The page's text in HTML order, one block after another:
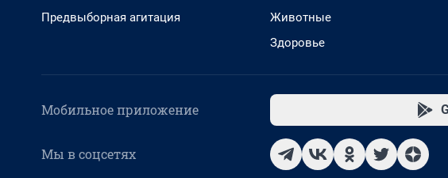
Предвыборная агитация
Животные
Здоровье
Мобильное приложение
Мы в соцсетях